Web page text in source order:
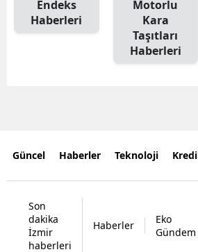
Endeks
Haberleri
Motorlu
Kara
Taşıtları
Haberleri
Güncel Haberler Teknoloji Kredi
Son
dakika
İzmir
haberleri
Haberler
Eko
Gündem